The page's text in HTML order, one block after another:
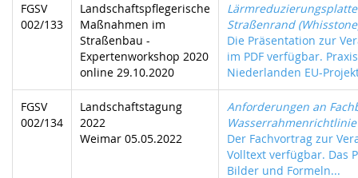
FGSV
002/133
Landschaftspflegerische
Maßnahmen im
Straßenbau -
Expertenworkshop 2020
online 29.10.2020
Straßenrand
Die Präsentation zur
im PDF verfügbar.
Niederlanden EU-
FGSV
002/134
Landschaftstagung
2022
Weimar 05.05.2022
Anforderungen an
Der Fachvortrag zur
Volltext verfügbar. Das
Bilder und Formeln...